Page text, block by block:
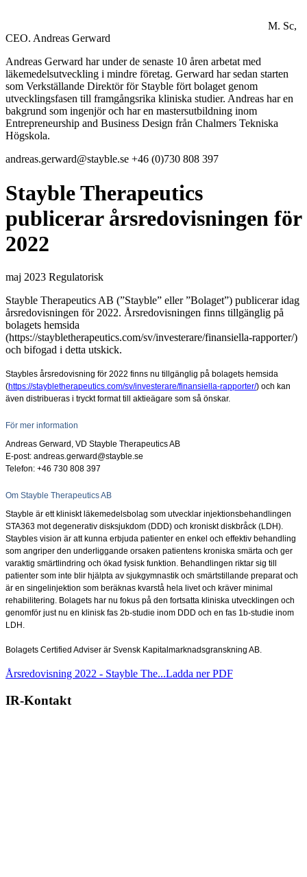
M. Sc,
CEO. Andreas Gerward
Andreas Gerward har under de senaste 10 åren arbetat med
läkemedelsutveckling i mindre företag. Gerward har sedan starten
som Verkställande Direktör för Stayble fört bolaget genom
utvecklingsfasen till framgångsrika kliniska studier. Andreas har en
bakgrund som ingenjör och har en mastersutbildning inom
Entrepreneurship and Business Design från Chalmers Tekniska
Högskola.
andreas.gerward@stayble.se +46 (0)730 808 397
Stayble Therapeutics
publicerar årsredovisningen för
2022
maj 2023 Regulatorisk
Stayble Therapeutics AB (”Stayble” eller ”Bolaget”) publicerar idag
årsredovisningen för 2022. Årsredovisningen finns tillgänglig på
bolagets hemsida
(https://staybletherapeutics.com/sv/investerare/finansiella-rapporter/)
och bifogad i detta utskick.
Staybles årsredovisning för 2022 finns nu tillgänglig på bolagets hemsida
(https://staybletherapeutics.com/sv/investerare/finansiella-rapporter/) och kan
även distribueras i tryckt format till aktieägare som så önskar.
För mer information
Andreas Gerward, VD Stayble Therapeutics AB
E-post: andreas.gerward@stayble.se
Telefon: +46 730 808 397
Om Stayble Therapeutics AB
Stayble är ett kliniskt läkemedelsbolag som utvecklar injektionsbehandlingen
STA363 mot degenerativ disksjukdom (DDD) och kroniskt diskbråck (LDH).
Staybles vision är att kunna erbjuda patienter en enkel och effektiv behandling
som angriper den underliggande orsaken patientens kroniska smärta och ger
varaktig smärtlindring och ökad fysisk funktion. Behandlingen riktar sig till
patienter som inte blir hjälpta av sjukgymnastik och smärtstillande preparat och
är en singelinjektion som beräknas kvarstå hela livet och kräver minimal
rehabilitering. Bolagets har nu fokus på den fortsatta kliniska utvecklingen och
genomför just nu en klinisk fas 2b-studie inom DDD och en fas 1b-studie inom
LDH.
Bolagets Certified Adviser är Svensk Kapitalmarknadsgranskning AB.
Årsredovisning 2022 - Stayble The...Ladda ner PDF
IR-Kontakt